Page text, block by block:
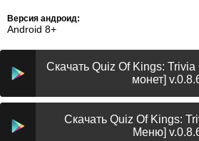
Версия андроид:
Android 8+
Скачать Quiz Of Kings:
монет]
Скачать Quiz Of Kings:
Меню]